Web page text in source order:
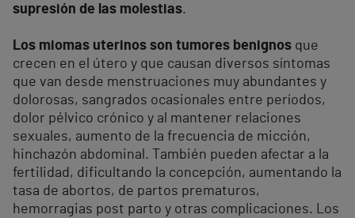
supresión de las molestias.
Los miomas uterinos son tumores benignos que
crecen en el útero y que causan diversos síntomas
que van desde menstruaciones muy abundantes y
dolorosas, sangrados ocasionales entre períodos,
dolor pélvico crónico y al mantener relaciones
sexuales, aumento de la frecuencia de micción,
hinchazón abdominal. También pueden afectar a la
fertilidad, dificultando la concepción, aumentando la
tasa de abortos, de partos prematuros,
hemorragias post parto y otras complicaciones. Los